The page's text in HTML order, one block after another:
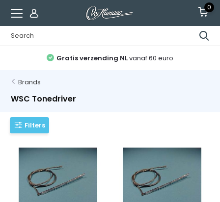
0
Gratis verzending NLvanaf 60 euro
Brands
WSC Tonedriver
Filters